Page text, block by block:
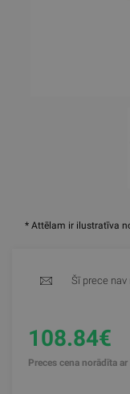
* Attēlam ir ilustratīva
Šī prece nav
108.84€
Preces cena norādīta ar